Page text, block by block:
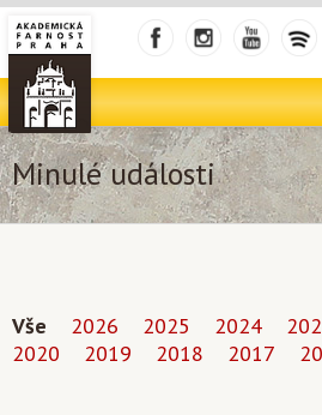
Minulé události
Vše 2026 2025 2024
2020
2019 2018 2017